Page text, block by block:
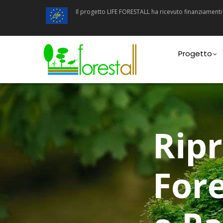
principale
Il progetto LIFE FORESTALL ha ricevuto
Progetto